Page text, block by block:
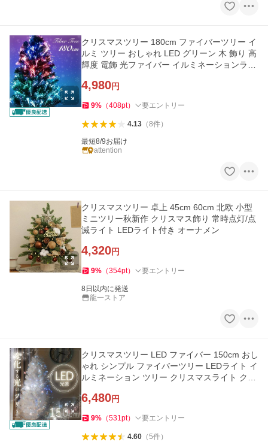
クリスマスツリー 180cm ファイバーツリー イ
ルミ ツリー おしゃれ LED グリーン 木 飾り 高
輝度 電飾 光ファイバー イルミネーションライ
4,980円
9% （408pt） 要エントリー
4.13（8件）
最短8/9お届け
attention
クリスマスツリー 卓上 45cm 60cm 北欧 小型
ミニツリー秋新作 クリスマス飾り 常時点灯/点
滅ライト LEDライト付き オーナメン
4,320円
9% （354pt） 要エントリー
8日以内に発送
龍一ストア
クリスマスツリー LED ファイバー 150cm おし
ゃれ シンプル ファイバーツリー LEDライト イ
ルミネーション ツリー クリスマスライト クリ
6,480円
9% （531pt） 要エントリー
4.60（5件）